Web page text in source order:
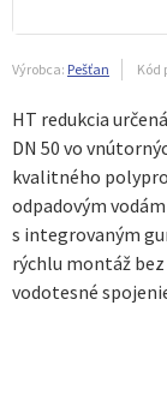
Výrobca: Pešťan Kód
HT redukcia
DN 50 vo
kvalitného
odpadovým
s integrovaným
rýchlu montáž
vodotesné